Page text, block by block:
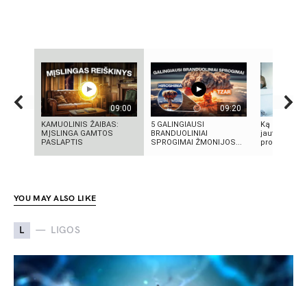
09:00
KAMUOLINIS ŽAIBAS:
MĮSLINGA GAMTOS
PASLAPTIS
09:20
5 GALINGIAUSI
BRANDUOLINIAI
SPROGIMAI ŽMONIJOS...
Ką reikia
jautrią odą?
produktai,
YOU MAY ALSO LIKE
L LIGOS